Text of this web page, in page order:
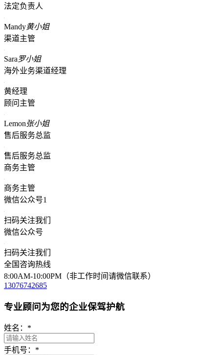
法定负责人
Mandy黄小姐
渠道主管
Sara罗小姐
海外业务渠道经理
黄经理
顾问主管
Lemon张小姐
售后服务总监
售后服务总监
商务主管
商务主管
微信公众号1
扫码关注我们
微信公众号
扫码关注我们
全国咨询热线
8:00AM-10:00PM（非工作时间请微信联系）
13076742685
专业顾问为您的企业保驾护航
姓名： *
手机号： *